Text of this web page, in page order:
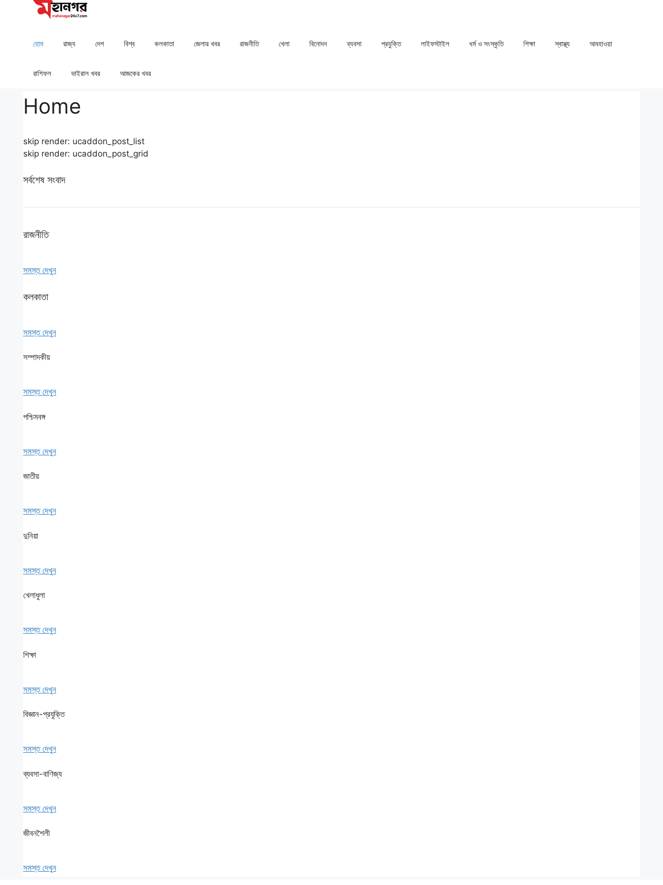
হোম রাজ্য দেশ ⁠বিশ্ব কলকাতা ⁠⁠জেলার খবর রাজনীতি খেলা ⁠বিনোদন ব্যবসা প্রযুক্তি লাইফস্টাইল ধর্ম ও সংস্কৃতি ⁠⁠শিক্ষা ⁠⁠স্বাস্থ্য ⁠⁠আবহাওয়া
রাশিফল ⁠⁠ভাইরাল খবর আজকের খবর
Home
skip render: ucaddon_post_list
skip render: ucaddon_post_grid
সর্বশেষ সংবাদ
রাজনীতি
সমস্ত দেখুন
কলকাতা
সমস্ত দেখুন
সম্পাদকীয়
সমস্ত দেখুন
পশ্চিমবঙ্গ
সমস্ত দেখুন
জাতীয়
সমস্ত দেখুন
দুনিয়া
সমস্ত দেখুন
খেলাধুলা
সমস্ত দেখুন
শিক্ষা
সমস্ত দেখুন
বিজ্ঞান-প্রযুক্তি
সমস্ত দেখুন
ব্যবসা-বাণিজ্য
সমস্ত দেখুন
জীবনশৈলী
সমস্ত দেখুন